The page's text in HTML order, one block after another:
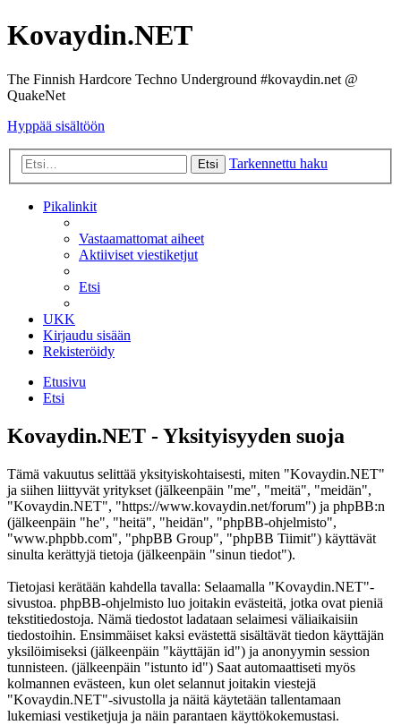
Kovaydin.NET
The Finnish Hardcore Techno Underground #kovaydin.net @
QuakeNet
Hyppää sisältöön
Etsi Tarkennettu haku
Pikalinkit
Vastaamattomat aiheet
Aktiiviset viestiketjut
Etsi
UKK
Kirjaudu sisään
Rekisteröidy
Etusivu
Etsi
Kovaydin.NET - Yksityisyyden suoja
Tämä vakuutus selittää yksityiskohtaisesti, miten "Kovaydin.NET"
ja siihen liittyvät yritykset (jälkeenpäin "me", "meitä", "meidän",
"Kovaydin.NET", "https://www.kovaydin.net/forum") ja phpBB:n
(jälkeenpäin "he", "heitä", "heidän", "phpBB-ohjelmisto",
"www.phpbb.com", "phpBB Group", "phpBB Tiimit") käyttävät
sinulta kerättyjä tietoja (jälkeenpäin "sinun tiedot").
Tietojasi kerätään kahdella tavalla: Selaamalla "Kovaydin.NET"-
sivustoa. phpBB-ohjelmisto luo joitakin evästeitä, jotka ovat pieniä
tekstitiedostoja. Nämä tiedostot ladataan selaimesi väliaikaisiin
tiedostoihin. Ensimmäiset kaksi evästettä sisältävät tiedon käyttäjän
yksilöimiseksi (jälkeenpäin "käyttäjän id") ja anonyymin session
tunnisteen. (jälkeenpäin "istunto id") Saat automaattiseti myös
kolmannen evästeen, kun olet selannut joitakin viestejä
"Kovaydin.NET"-sivustolla ja näitä käytetään tallentamaan
lukemiasi vestiketjuja ja näin parantaen käyttökokemustasi.